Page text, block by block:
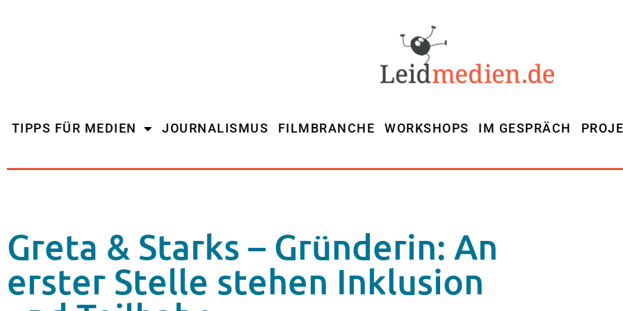
TIPPS FÜR MEDIEN JOURNALISMUS FILMBRANCHE WORKSHOPS IM GESPRÄCH
Greta & Starks – Gründerin: An
erster Stelle stehen Inklusion